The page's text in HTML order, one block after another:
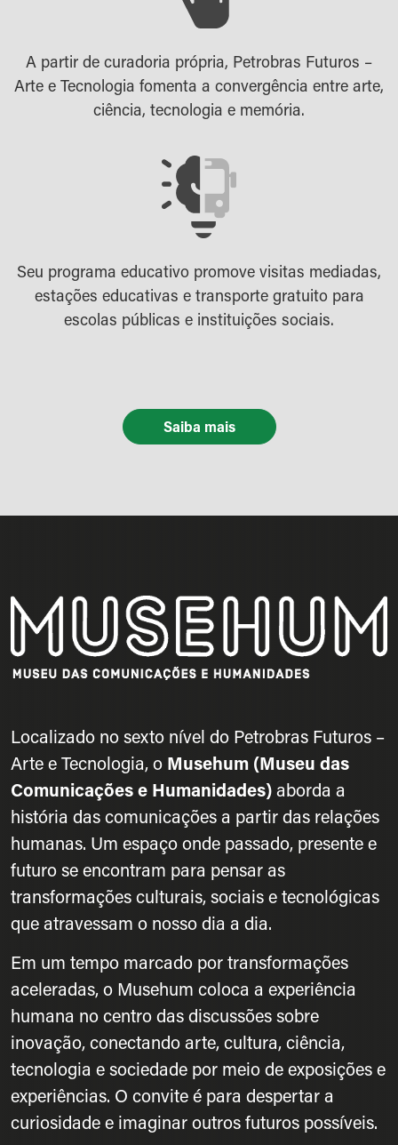
A partir de curadoria própria, Petrobras Futuros –
Arte e Tecnologia fomenta a convergência entre arte,
ciência, tecnologia e memória.
Seu programa educativo promove visitas mediadas,
estações educativas e transporte gratuito para
escolas públicas e instituições sociais.
Saiba mais
Localizado no sexto nível do Petrobras Futuros –
Arte e Tecnologia, o Musehum (Museu das
Comunicações e Humanidades)aborda a
história das comunicações a partir das relações
humanas. Um espaço onde passado, presente e
futuro se encontram para pensar as
transformações culturais, sociais e tecnológicas
que atravessam o nosso dia a dia.
Em um tempo marcado por transformações
aceleradas, o Musehum coloca a experiência
humana no centro das discussões sobre
inovação, conectando arte, cultura, ciência,
tecnologia e sociedade por meio de exposições e
experiências. O convite é para despertar a
curiosidade e imaginar outros futuros possíveis.